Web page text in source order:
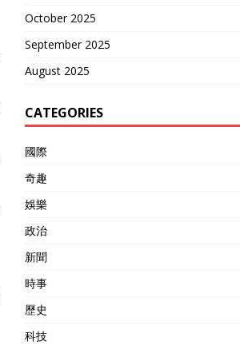
October 2025
September 2025
August 2025
CATEGORIES
國際
奇趣
娛樂
政治
新聞
時事
歷史
科技